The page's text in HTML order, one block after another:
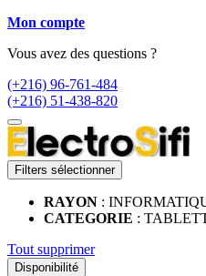
Mon compte
Vous avez des questions ?
(+216) 96-761-484
(+216) 51-438-820
Filters sélectionner
RAYON :
CATEGORIE :
Tout supprimer
Disponibilité